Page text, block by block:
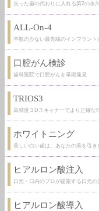
失った歯の代わりに入れる第2の永
ALL-On-4
本数の少ない最先端のインプラント
口腔がん検診
歯科医院で口腔がんを早期発見
TRIOS3
高精度３Dスキャナーでより正確な
ホワイトニング
美しい白い歯は、あなたの美を引き
ヒアルロン酸注入
口元・口内のプロが提案する口元の
ヒアルロン酸導入